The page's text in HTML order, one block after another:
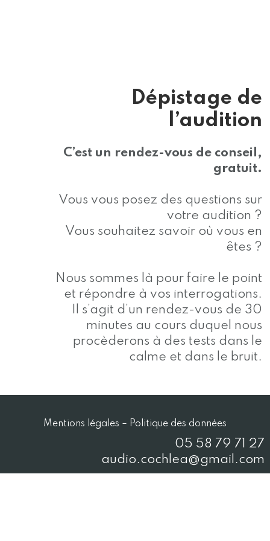
Dépistage de
l’audition
C’est un rendez-vous de conseil,
gratuit.
Vous vous posez des questions sur
votre audition ?
Vous souhaitez savoir où vous en
êtes ?
Nous sommes là pour faire le point
et répondre à vos interrogations.
Il s’agit d’un rendez-vous de 30
minutes au cours duquel nous
procèderons à des tests dans le
calme et dans le bruit.
Mentions légales – Politique des données
05 58 79 71 27
audio.cochlea@gmail.com